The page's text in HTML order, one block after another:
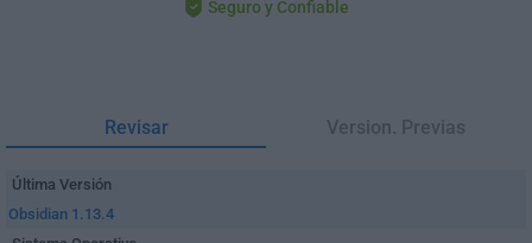
Seguro y Confiable
Revisar Version. Previas
Última Versión
Obsidian 1.13.4